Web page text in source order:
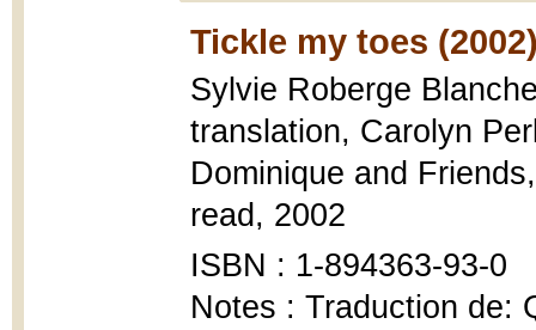
Tickle my toes
Sylvie Roberge
translation, Carolyn
Dominique and
read, 2002
ISBN : 1-894363-93-0
Notes : Traduction de: